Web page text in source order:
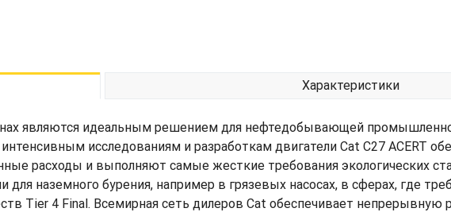
Характеристики
являются идеальным решением для нефтедобывающей
исследованиям и разработкам двигатели Cat C27 ACERT
расходы и выполняют самые жесткие требования экологических
наземного бурения, например в грязевых насосах, в сферах, где
Tier 4 Final. Всемирная сеть дилеров Cat обеспечивает непрерывную